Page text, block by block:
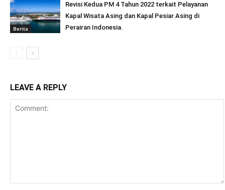
Berita
Revisi Kedua PM 4 Tahun 2022 terkait Pelayanan
Kapal Wisata Asing dan Kapal Pesiar Asing di
Perairan Indonesia.
LEAVE A REPLY